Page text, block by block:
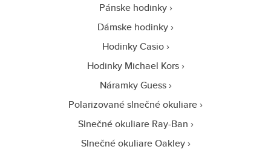
Pánske hodinky
Dámske hodinky
Hodinky Casio
Hodinky Michael Kors
Náramky Guess
Polarizované slnečné okuliare
Slnečné okuliare Ray-Ban
Slnečné okuliare Oakley